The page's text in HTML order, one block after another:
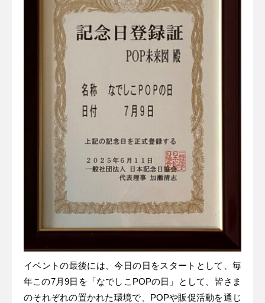
イベントの最後には、今日の日をスタートとして、毎
年この7月9日を「なでしこPOPの日」として、皆さま
のそれぞれの置かれた環境で、POPや販促活動を通じ